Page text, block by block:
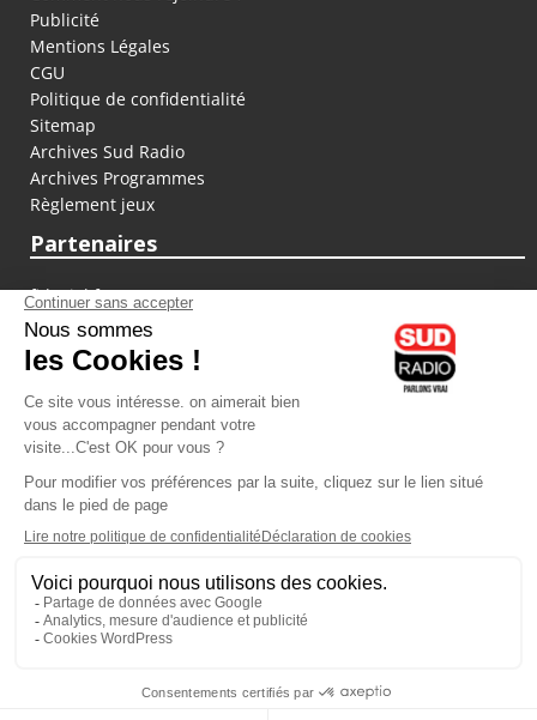
Publicité
Mentions Légales
CGU
Politique de confidentialité
Sitemap
Archives Sud Radio
Archives Programmes
Règlement jeux
Partenaires
fiducial.fr
lyoncapitale.fr
olympique-et-lyonnais.com
L'application Iphone / Android
Téléchargez l'application
Les cookies
Gestion des cookies
Crédit photos : ©Sud Radio / Pierre Olivier